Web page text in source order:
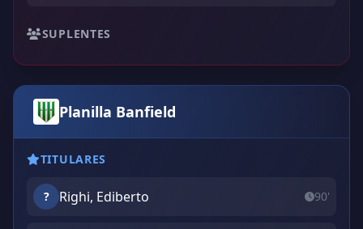
SUPLENTES
Planilla Banfield
TITULARES
? Righi, Ediberto 90'